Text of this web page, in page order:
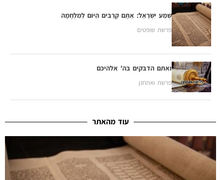
שְׁמַע יִשְׂרָאֵל: אַתֶּם קְרֵבִים הַיּוֹם לַמִּלְחָמָה
פרשת שופטים
ואתם הדבקים בה' אלהיכם
פרשת ואתחנן
עוד מהאתר